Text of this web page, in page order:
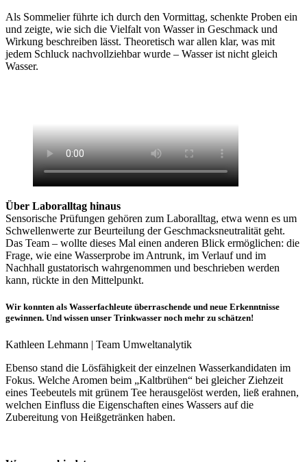
Als Sommelier führte ich durch den Vormittag, schenkte Proben ein
und zeigte, wie sich die Vielfalt von Wasser in Geschmack und
Wirkung beschreiben lässt. Theoretisch war allen klar, was mit
jedem Schluck nachvollziehbar wurde – Wasser ist nicht gleich
Wasser.
Über Laboralltag hinaus
Sensorische Prüfungen gehören zum Laboralltag, etwa wenn es um
Schwellenwerte zur Beurteilung der Geschmacksneutralität geht.
Das Team – wollte dieses Mal einen anderen Blick ermöglichen: die
Frage, wie eine Wasserprobe im Antrunk, im Verlauf und im
Nachhall gustatorisch wahrgenommen und beschrieben werden
kann, rückte in den Mittelpunkt.
Wir konnten als Wasserfachleute überraschende und neue Erkenntnisse
gewinnen. Und wissen unser Trinkwasser noch mehr zu schätzen!
Kathleen Lehmann | Team Umweltanalytik
Ebenso stand die Lösfähigkeit der einzelnen Wasserkandidaten im
Fokus. Welche Aromen beim „Kaltbrühen“ bei gleicher Ziehzeit
eines Teebeutels mit grünem Tee herausgelöst werden, ließ erahnen,
welchen Einfluss die Eigenschaften eines Wassers auf die
Zubereitung von Heißgetränken haben.